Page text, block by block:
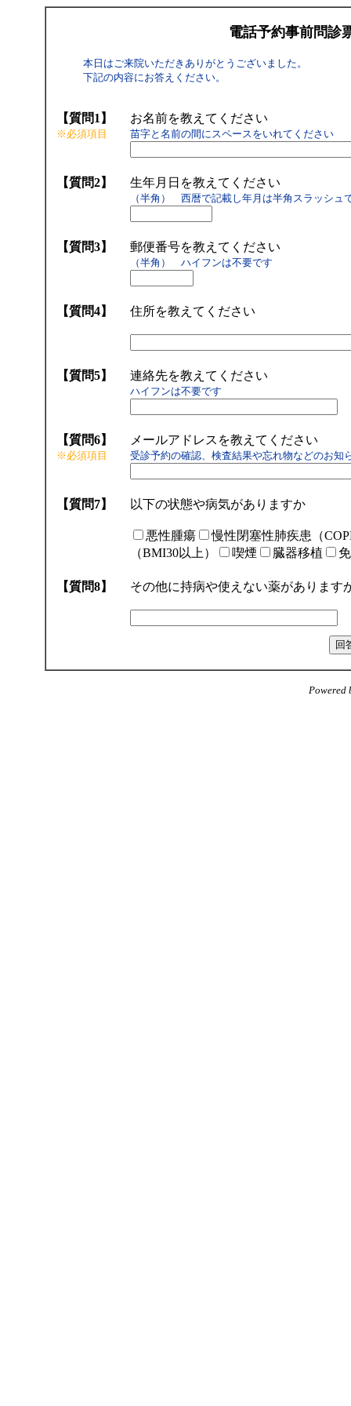
電話予約事前問診
本日はご来院いただきありがとうございました。
下記の内容にお答えください。
【質問1】
※必須項目
お名前を教えてください
苗字と名前の間にスペースをいれてください
【質問2】 生年月日を教えてください
（半角） 西暦で記載し年月は半角スラッシュ
【質問3】 郵便番号を教えてください
（半角） ハイフンは不要です
【質問4】 住所を教えてください
【質問5】 連絡先を教えてください
ハイフンは不要です
【質問6】
※必須項目
メールアドレスを教えてください
受診予約の確認、検査結果や忘れ物などのお知
【質問7】 以下の状態や病気がありますか
悪性腫瘍
慢性閉塞性肺疾患（
（BMI30以上）
喫煙 臓器移植
【質問8】 その他に持病や使えない薬があります
Powered